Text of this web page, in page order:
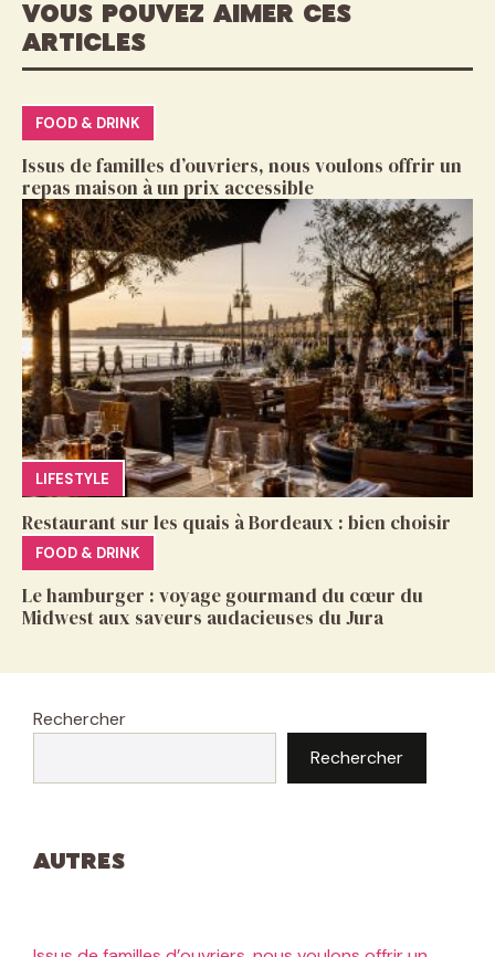
VOUS POUVEZ AIMER CES
ARTICLES
FOOD & DRINK
Issus de familles d’ouvriers, nous voulons offrir un
repas maison à un prix accessible
LIFESTYLE
Restaurant sur les quais à Bordeaux : bien choisir
FOOD & DRINK
Le hamburger : voyage gourmand du cœur du
Midwest aux saveurs audacieuses du Jura
Rechercher
Rechercher
Autres